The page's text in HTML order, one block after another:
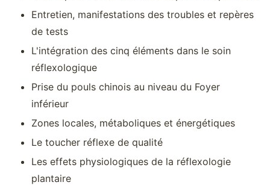
Entretien, manifestations des troubles et repères
de tests
L'intégration des cinq éléments dans le soin
réflexologique
Prise du pouls chinois au niveau du Foyer
inférieur
Zones locales, métaboliques et énergétiques
Le toucher réflexe de qualité
Les effets physiologiques de la réflexologie
plantaire